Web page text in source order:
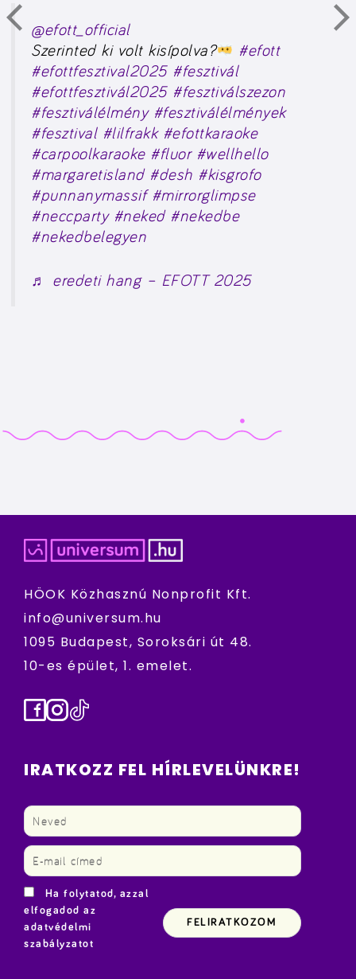
@efott_official
Szerinted ki volt kisípolva?
#efott
#efottfesztival2025 #fesztivál
#efottfesztivál2025 #fesztiválszezon
#fesztiválélmény #fesztiválélmények
#fesztival #lilfrakk #efottkaraoke
#carpoolkaraoke #fluor #wellhello
#margaretisland #desh #kisgrofo
#punnanymassif #mirrorglimpse
#neccparty #neked #nekedbe
#nekedbelegyen
♬ eredeti hang – EFOTT 2025
HÖOK Közhasznú Nonprofit Kft.
info@universum.hu
1095 Budapest, Soroksári út 48.
10-es épület, 1. emelet.
Facebook
Instagram
TikTok
IRATKOZZ FEL HÍRLEVELÜNKRE!
Ha folytatod, azzal
elfogadod az
adatvédelmi
szabályzatot